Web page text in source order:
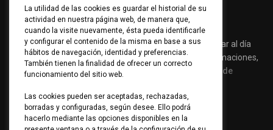
Ver Cláusula
Suscríbete a nuestro canal de comunicaciones para estar al día
sobre consejos de seguridad, productos o servicios, formaciones,
eventos… Para más información, visita nuestra
política de
Contacto
La utilidad de las cookies es guardar el historial de su
actividad en nuestra página web, de manera que,
cuando la visite nuevamente, ésta pueda identificarle
y configurar el contenido de la misma en base a sus
hábitos de navegación, identidad y preferencias.
También tienen la finalidad de ofrecer un correcto
funcionamiento del sitio web.
Las cookies pueden ser aceptadas, rechazadas,
borradas y configuradas, según desee. Ello podrá
hacerlo mediante las opciones disponibles en la